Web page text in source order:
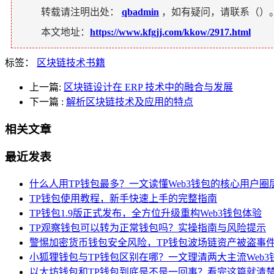
转载请注明出处： qbadmin ，如有疑问，请联系（）。
本文地址： https://www.kfgjj.com/kkow/2917.html
标签： 区块链技术书籍
上一篇: 区块链设计在 ERP 技术中的融合与发展
下一篇 : 解析区块链技术及应用的特点
相关文章
最近发表
什么人用TP钱包最多？一文读懂Web3钱包的核心用户圈
TP钱包使用教程，新手快速上手的完整指南
TP钱包1.9版正式发布，全方位升级重构Web3钱包体验
TP观察钱包可以转为正常钱包吗？实操指南与风险提示
警惕加密货币钱包安全风险，TP钱包波场链资产被盗事
小狐狸钱包与TP钱包区别在哪？一文理清两大主流Web3
以太坊钱包和TP钱包到底是不是一回事？看完这篇就清